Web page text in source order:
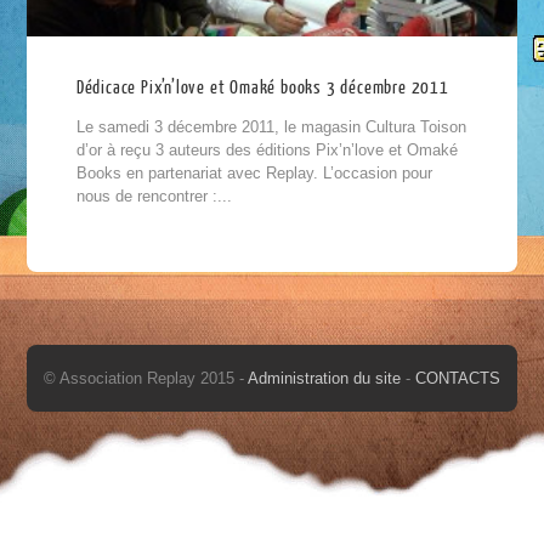
Dédicace Pix’n’love et Omaké books 3 décembre 2011
Le samedi 3 décembre 2011, le magasin Cultura Toison
d’or à reçu 3 auteurs des éditions Pix’n’love et Omaké
Books en partenariat avec Replay. L’occasion pour
nous de rencontrer :...
© Association Replay 2015 - Administration du site - CONTACTS